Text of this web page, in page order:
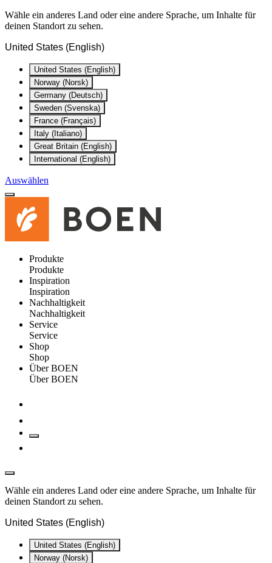
Wähle ein anderes Land oder eine andere Sprache, um Inhalte für
deinen Standort zu sehen.
United States (English)
United States (English)
Norway (Norsk)
Germany (Deutsch)
Sweden (Svenska)
France (Français)
Italy (Italiano)
Great Britain (English)
International (English)
Auswählen
Produkte
Produkte
Inspiration
Inspiration
Nachhaltigkeit
Nachhaltigkeit
Service
Service
Shop
Shop
Über BOEN
Über BOEN
Wähle ein anderes Land oder eine andere Sprache, um Inhalte für
deinen Standort zu sehen.
United States (English)
United States (English)
Norway (Norsk)